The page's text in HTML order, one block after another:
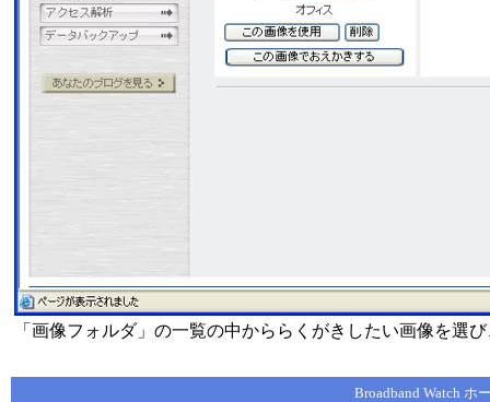
「画像フォルダ」の一覧の中かららくがきしたい画像を選
Broadband Watch ホ